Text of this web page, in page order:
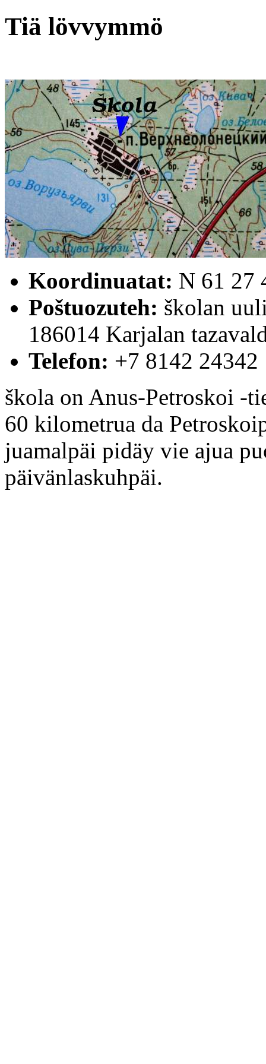
Tiä lövvymmö
Koordinuatat: N 61 27
Poštuozuteh: školan
186014 Karjalan
Telefon: +7 8142 24342
škola on Anus-Petroskoi -
60 kilometrua da
juamalpäi pidäy vie ajua
päivänlaskuhpäi.